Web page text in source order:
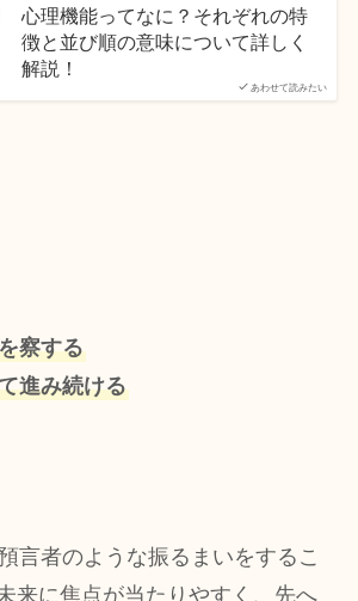
あわせて読みたい
心理機能ってなに？それぞれの特
徴と並び順の意味について詳しく
解説！
察する
進み続ける
言者のような振るまいをするこ
来に焦点が当たりやすく、先へ